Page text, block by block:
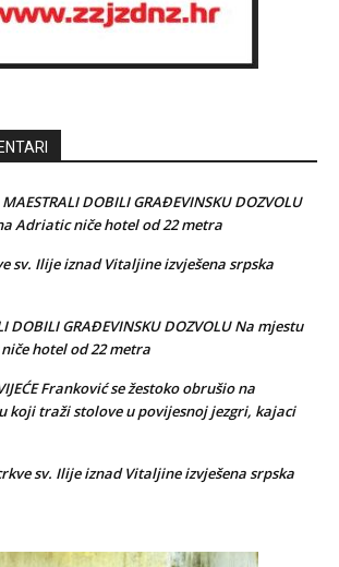
MAESTRALI DOBILI GRAĐEVINSKU DOZVOLU
Adriatic niče hotel od 22 metra
sv. Ilije iznad Vitaljine izvješena srpska
DOBILI GRAĐEVINSKU DOZVOLU Na mjestu
hotel od 22 metra
Franković se žestoko obrušio na
koji traži stolove u povijesnoj jezgri, kajaci
sv. Ilije iznad Vitaljine izvješena srpska